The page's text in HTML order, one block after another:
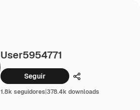
User5954771
Seguir Compartilhar
1.8k seguidores|378.4k downloads